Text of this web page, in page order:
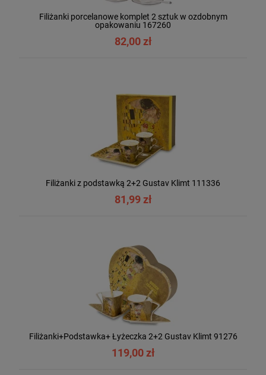
Filiżanki porcelanowe komplet 2 sztuk w ozdobnym
opakowaniu 167260
82,00 zł
Filiżanki z podstawką 2+2 Gustav Klimt 111336
81,99 zł
Filiżanki+Podstawka+ Łyżeczka 2+2 Gustav Klimt 91276
119,00 zł